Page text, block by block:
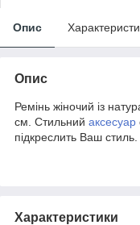
Опис
Опис
Ремінь жіночий із
см. Стильний аксесуар
підкреслить Ваш стиль.
Характеристики